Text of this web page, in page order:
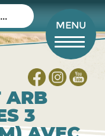
MENU
ARB
3